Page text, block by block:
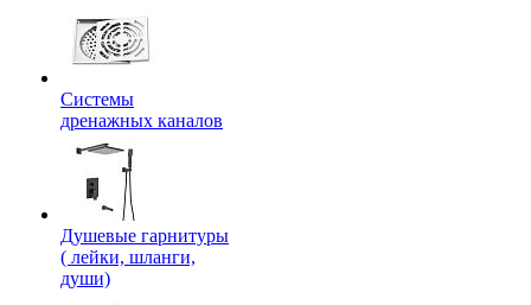
Системы
дренажных каналов
Душевые гарнитуры
( лейки, шланги,
души)